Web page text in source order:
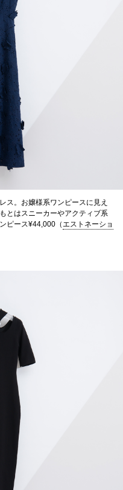
ス。お嬢様系ワンピースに見え
とはスニーカーやアクティブ系
ピース¥44,000（エストネーショ